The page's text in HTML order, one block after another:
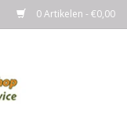
0 Artikelen - €0,00